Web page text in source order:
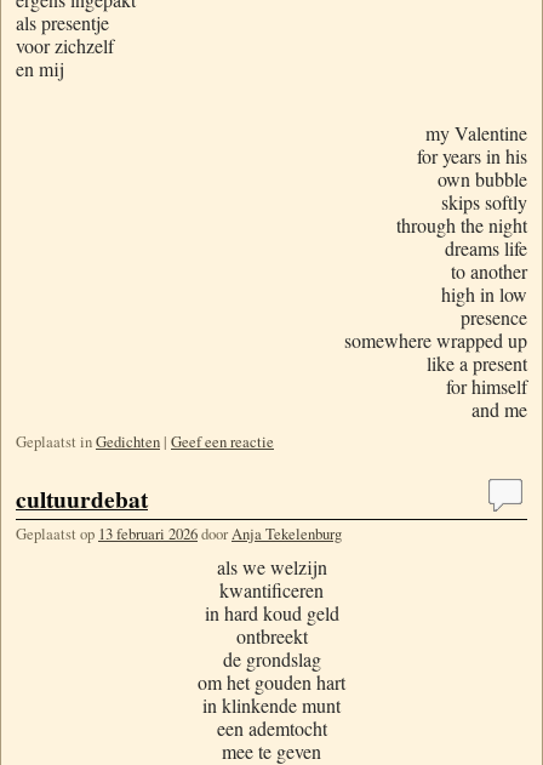
als presentje
voor zichzelf
en mij
my Valentine
for years in his
own bubble
skips softly
through the night
dreams life
to another
high in low
presence
somewhere wrapped up
like a present
for himself
and me
Geplaatst inGedichten | Geef een reactie
cultuurdebat
Geplaatst op 13 februari 2026doorAnja Tekelenburg
als we welzijn
kwantificeren
in hard koud geld
ontbreekt
de grondslag
om het gouden hart
in klinkende munt
een ademtocht
mee te geven